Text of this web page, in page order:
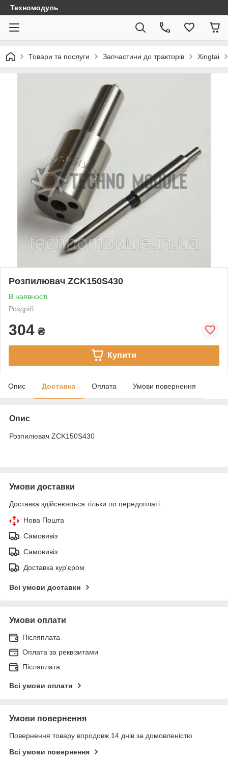
Техномодуль
Товари та послуги Запчастини до тракторів Xingtai
Розпилювач ZCK150S430
В наявності
Роздріб
304 ₴
Купити
Опис Доставка Оплата Умови повернення
Опис
Розпилювач ZCK150S430
Умови доставки
Доставка здійснюється тільки по передоплаті.
Нова Пошта
Самовивіз
Самовивіз
Доставка кур'єром
Всі умови доставки
Умови оплати
Післяплата
Оплата за реквізитами
Післяплата
Всі умови оплати
Умови повернення
Повернення товару впродовж 14 днів за домовленістю
Всі умови повернення